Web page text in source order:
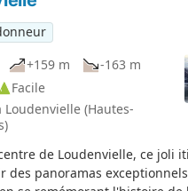
+159 m
-163 m
Facile
Loudenvielle (Hautes-
de Loudenvielle, ce joli
des panoramas